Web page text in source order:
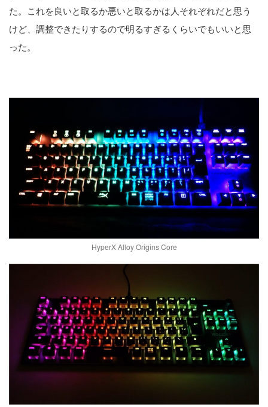
た。これを良いと取るか悪いと取るかは人それぞれだと思う
けど、調整できたりするので明るすぎるくらいでもいいと思
った。
HyperX Alloy Origins Core